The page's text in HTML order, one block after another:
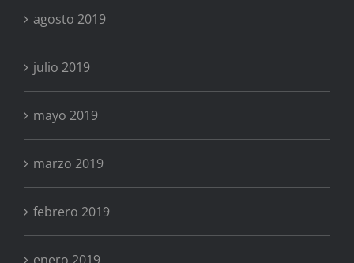
agosto 2019
julio 2019
mayo 2019
marzo 2019
febrero 2019